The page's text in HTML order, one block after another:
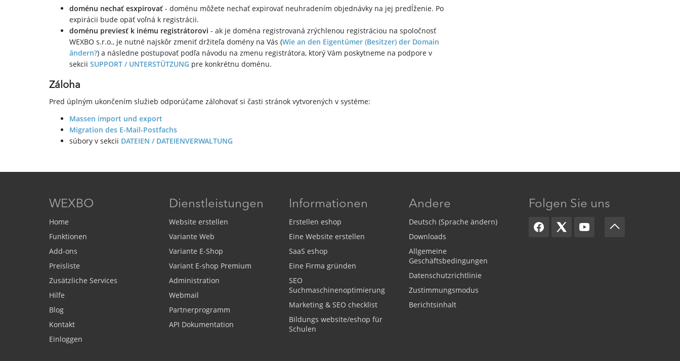
doménu nechať esxpirovať - doménu môžete nechať expirovať neuhradením objednávky na jej predĺženie. Po
expirácii bude opäť voľná k registrácii.
doménu previesť k inému registrátorovi - ak je doména registrovaná zrýchlenou registráciou na spoločnosť
WEXBO s.r.o., je nutné najskôr zmeniť držiteľa domény na Vás (Wie an den Eigentümer (Besitzer) der Domain
ändern?) a následne postupovať podľa návodu na zmenu registrátora, ktorý Vám poskytneme na podpore v
sekcii SUPPORT / UNTERSTÜTZUNG pre konkrétnu doménu.
Záloha
Pred úplným ukončením služieb odporúčame zálohovať si časti stránok vytvorených v systéme:
Massen import und export
Migration des E-Mail-Postfachs
súbory v sekcii DATEIEN / DATEIENVERWALTUNG
WEXBO
Home
Funktionen
Add-ons
Preisliste
Zusätzliche Services
Hilfe
Blog
Kontakt
Einloggen
Dienstleistungen
Website erstellen
Variante Web
Variante E-Shop
Variant E-shop Premium
Administration
Webmail
Partnerprogramm
API Dokumentation
Informationen
Erstellen eshop
Eine Website erstellen
SaaS eshop
Eine Firma gründen
SEO
Suchmaschinenoptimierung
Marketing & SEO checklist
Bildungs website/eshop für
Schulen
Andere
Deutsch (Sprache ändern)
Downloads
Allgemeine
Geschäftsbedingungen
Datenschutzrichtlinie
Zustimmungsmodus
Berichtsinhalt
Folgen Sie uns